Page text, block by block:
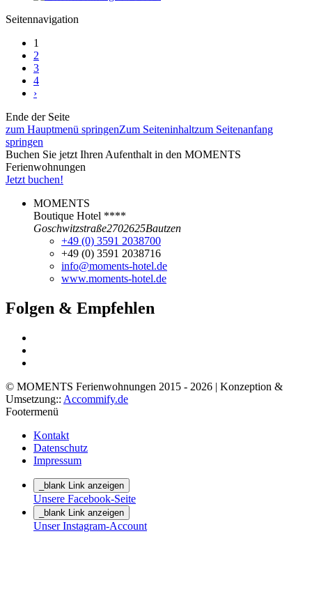
Seitennavigation
1
2
3
4
›
Ende der Seite
zum Hauptmenü springenZum Seiteninhaltzum Seitenanfang
springen
Buchen Sie jetzt Ihren Aufenthalt in den MOMENTS
Ferienwohnungen
Jetzt buchen!
MOMENTS
Boutique Hotel ****
Goschwitzstraße2702625Bautzen
+49 (0) 3591 2038700
+49 (0) 3591 2038716
info@moments-hotel.de
www.moments-hotel.de
Folgen & Empfehlen
© MOMENTS Ferienwohnungen 2015 - 2026 | Konzeption &
Umsetzung:: Accommify.de
Footermenü
Kontakt
Datenschutz
Impressum
_blank Link anzeigen
Unsere Facebook-Seite
_blank Link anzeigen
Unser Instagram-Account